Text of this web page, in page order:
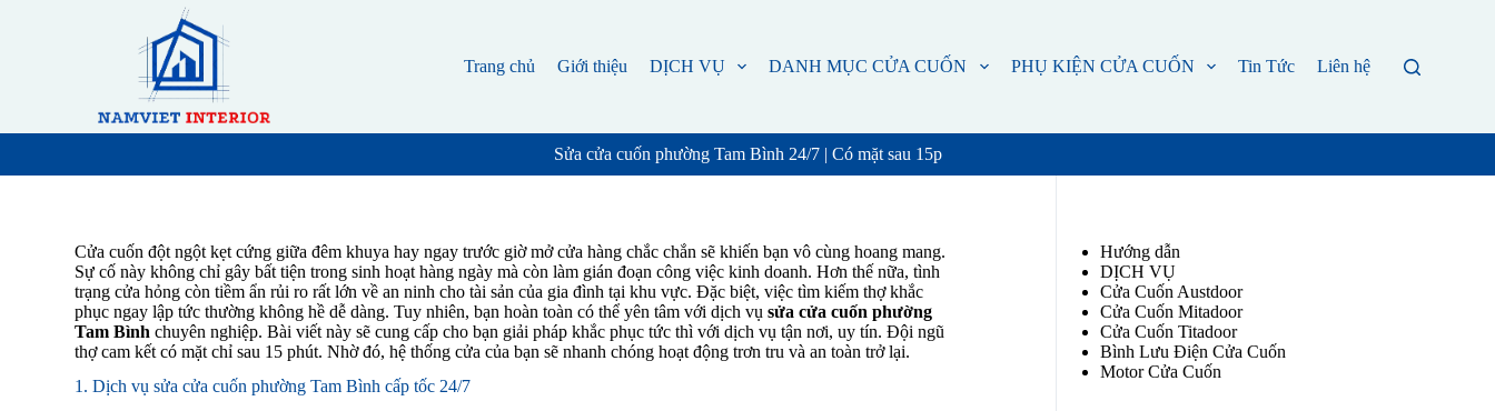
n
Trang chủ Giới thiệu DỊCH VỤ DANH MỤC CỬA CUỐN PHỤ KIỆN CỬA CUỐN Tin Tức Liên hệ
Sửa cửa cuốn phường Tam Bình 24/7 | Có mặt sau 15p
Cửa cuốn đột ngột kẹt cứng giữa đêm khuya hay ngay trước giờ mở cửa hàng chắc chắn sẽ khiến bạn vô cùng hoang mang.
Sự cố này không chỉ gây bất tiện trong sinh hoạt hàng ngày mà còn làm gián đoạn công việc kinh doanh. Hơn thế nữa, tình
trạng cửa hỏng còn tiềm ẩn rủi ro rất lớn về an ninh cho tài sản của gia đình tại khu vực. Đặc biệt, việc tìm kiếm thợ khắc
phục ngay lập tức thường không hề dễ dàng. Tuy nhiên, bạn hoàn toàn có thể yên tâm với dịch vụsửa cửa cuốn phường
Tam Bình chuyên nghiệp. Bài viết này sẽ cung cấp cho bạn giải pháp khắc phục tức thì với dịch vụ tận nơi, uy tín. Đội ngũ
thợ cam kết có mặt chỉ sau 15 phút. Nhờ đó, hệ thống cửa của bạn sẽ nhanh chóng hoạt động trơn tru và an toàn trở lại.
1. Dịch vụ sửa cửa cuốn phường Tam Bình cấp tốc 24/7
Hướng dẫn
DỊCH VỤ
Cửa Cuốn Austdoor
Cửa Cuốn Mitadoor
Cửa Cuốn Titadoor
Bình Lưu Điện Cửa Cuốn
Motor Cửa Cuốn